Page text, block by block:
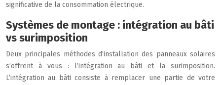
significative de la consommation électrique.
Systèmes de montage : intégration au bâti
vs surimposition
Deux principales méthodes d’installation des panneaux solaires
s’offrent à vous : l’intégration au bâti et la surimposition.
L’intégration au bâti consiste à remplacer une partie de votre